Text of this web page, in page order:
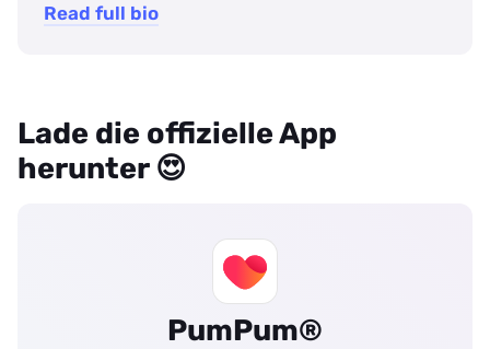
Read full bio
Lade die offizielle App
herunter 😍
PumPum®